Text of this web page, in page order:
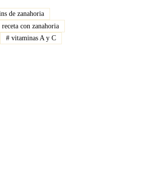
de zanahoria
receta con zanahoria
# vitaminas A y C